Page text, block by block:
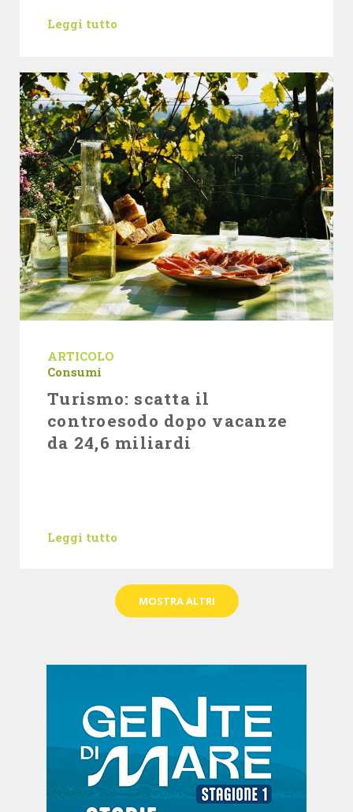
Leggi tutto
ARTICOLO
Consumi
Turismo: scatta il
controesodo dopo vacanze
da 24,6 miliardi
Leggi tutto
MOSTRA ALTRI